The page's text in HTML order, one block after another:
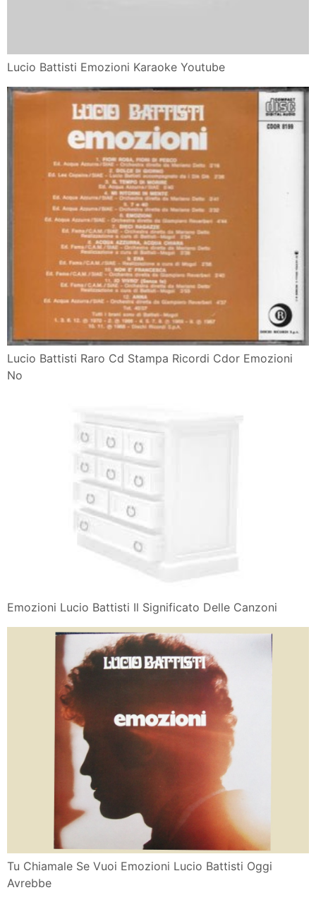
Lucio Battisti Emozioni Karaoke Youtube
Lucio Battisti Raro Cd Stampa Ricordi Cdor Emozioni
No
Emozioni Lucio Battisti Il Significato Delle Canzoni
Tu Chiamale Se Vuoi Emozioni Lucio Battisti Oggi
Avrebbe